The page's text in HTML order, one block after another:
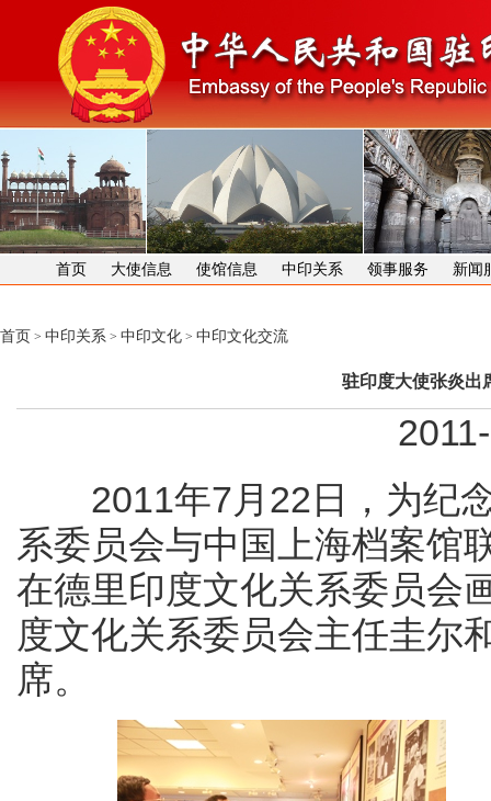
首页 大使信息 使馆信息 中印关系 领事服务 新闻
首页 > 中印关系 > 中印文化 > 中印文化交流
驻印度大使张炎出
2011年7月22日，为纪念
系委员会与中国上海档案馆
在德里印度文化关系委员会
度文化关系委员会主任圭尔
席。